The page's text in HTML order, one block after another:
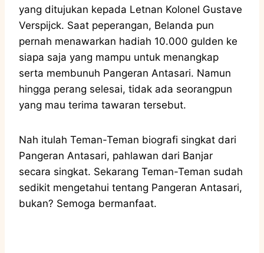
yang ditujukan kepada Letnan Kolonel Gustave
Verspijck. Saat peperangan, Belanda pun
pernah menawarkan hadiah 10.000 gulden ke
siapa saja yang mampu untuk menangkap
serta membunuh Pangeran Antasari. Namun
hingga perang selesai, tidak ada seorangpun
yang mau terima tawaran tersebut.
Nah itulah Teman-Teman biografi singkat dari
Pangeran Antasari, pahlawan dari Banjar
secara singkat. Sekarang Teman-Teman sudah
sedikit mengetahui tentang Pangeran Antasari,
bukan? Semoga bermanfaat.